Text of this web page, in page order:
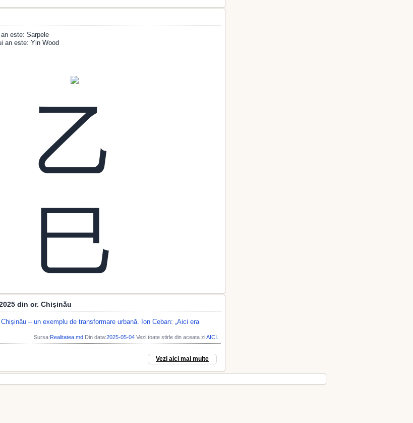
este: Sarpele
an este: Yin Wood
乙
巳
din or. Chişinău
Chișinău – un exemplu de transformare urbană. Ion Ceban: „Aici era
Sursa:Realitatea.md Din data:2025-05-04 Vezi toate stirle din aceata ziAICI.
Vezi aici mai multe